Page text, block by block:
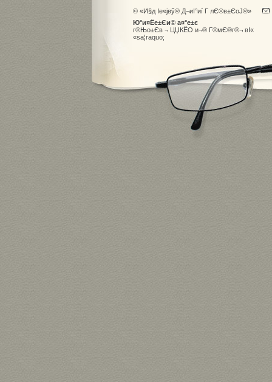
© «И§д Іе«јвў® Д¬иІ°иї Г лЄ®в±ЄоЈ®»
Ю°и¤Ёе±Єи© а¤°е±є
г®Њо±Єв ¬ ЦЏКЁО и¬® Г®мЄ®г®¬ вІ«
«sа­¦raquo;